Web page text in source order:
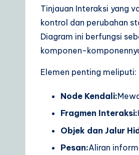
Tinjauan Interaksi yang
kontrol dan perubahan
Diagram ini berfungsi
komponen-
Elemen penting meliputi:
Node Kendali:
Fragmen Interaksi:
Objek dan Jalur
Pesan:Aliran